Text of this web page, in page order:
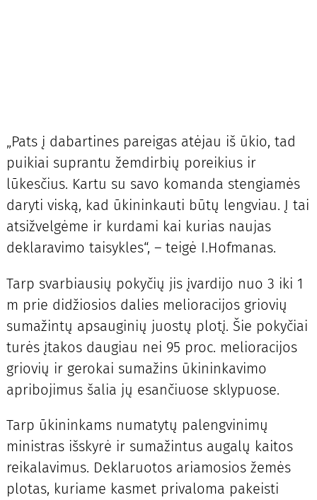
„Pats į dabartines pareigas atėjau iš ūkio, tad
puikiai suprantu žemdirbių poreikius ir
lūkesčius. Kartu su savo komanda stengiamės
daryti viską, kad ūkininkauti būtų lengviau. Į tai
atsižvelgėme ir kurdami kai kurias naujas
deklaravimo taisykles“, – teigė I.Hofmanas.
Tarp svarbiausių pokyčių jis įvardijo nuo 3 iki 1
m prie didžiosios dalies melioracijos griovių
sumažintų apsauginių juostų plotį. Šie pokyčiai
turės įtakos daugiau nei 95 proc. melioracijos
griovių ir gerokai sumažins ūkininkavimo
apribojimus šalia jų esančiuose sklypuose.
Tarp ūkininkams numatytų palengvinimų
ministras išskyrė ir sumažintus augalų kaitos
reikalavimus. Deklaruotos ariamosios žemės
plotas, kuriame kasmet privaloma pakeisti